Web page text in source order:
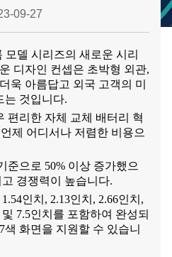
09-27
모델 시리즈의 새로운 시리
디자인 컨셉은 초박형 외관,
욱 아름답고 외국 고객의 미
는 것입니다.
편리한 자체 교체 배터리 혁
제 어디서나 저렴한 비용으
준으로 50% 이상 증가했으
경쟁력이 높습니다.
인치, 2.13인치, 2.66인치,
7.5인치를 포함하여 완성되
화면을 지원할 수 있습니